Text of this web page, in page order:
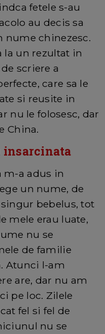
fetele s-au
au decis sa
nume chinezesc.
la un rezultat in
scriere a
care sa le
si reusite in
nu le folosesc, dar
China.
insarcinata
m-a adus in
un nume, de
bebelus, tot
mele erau luate,
nu se
de familie
Atunci l-am
are, dar nu am
pe loc. Zilele
fel si fel de
nu se